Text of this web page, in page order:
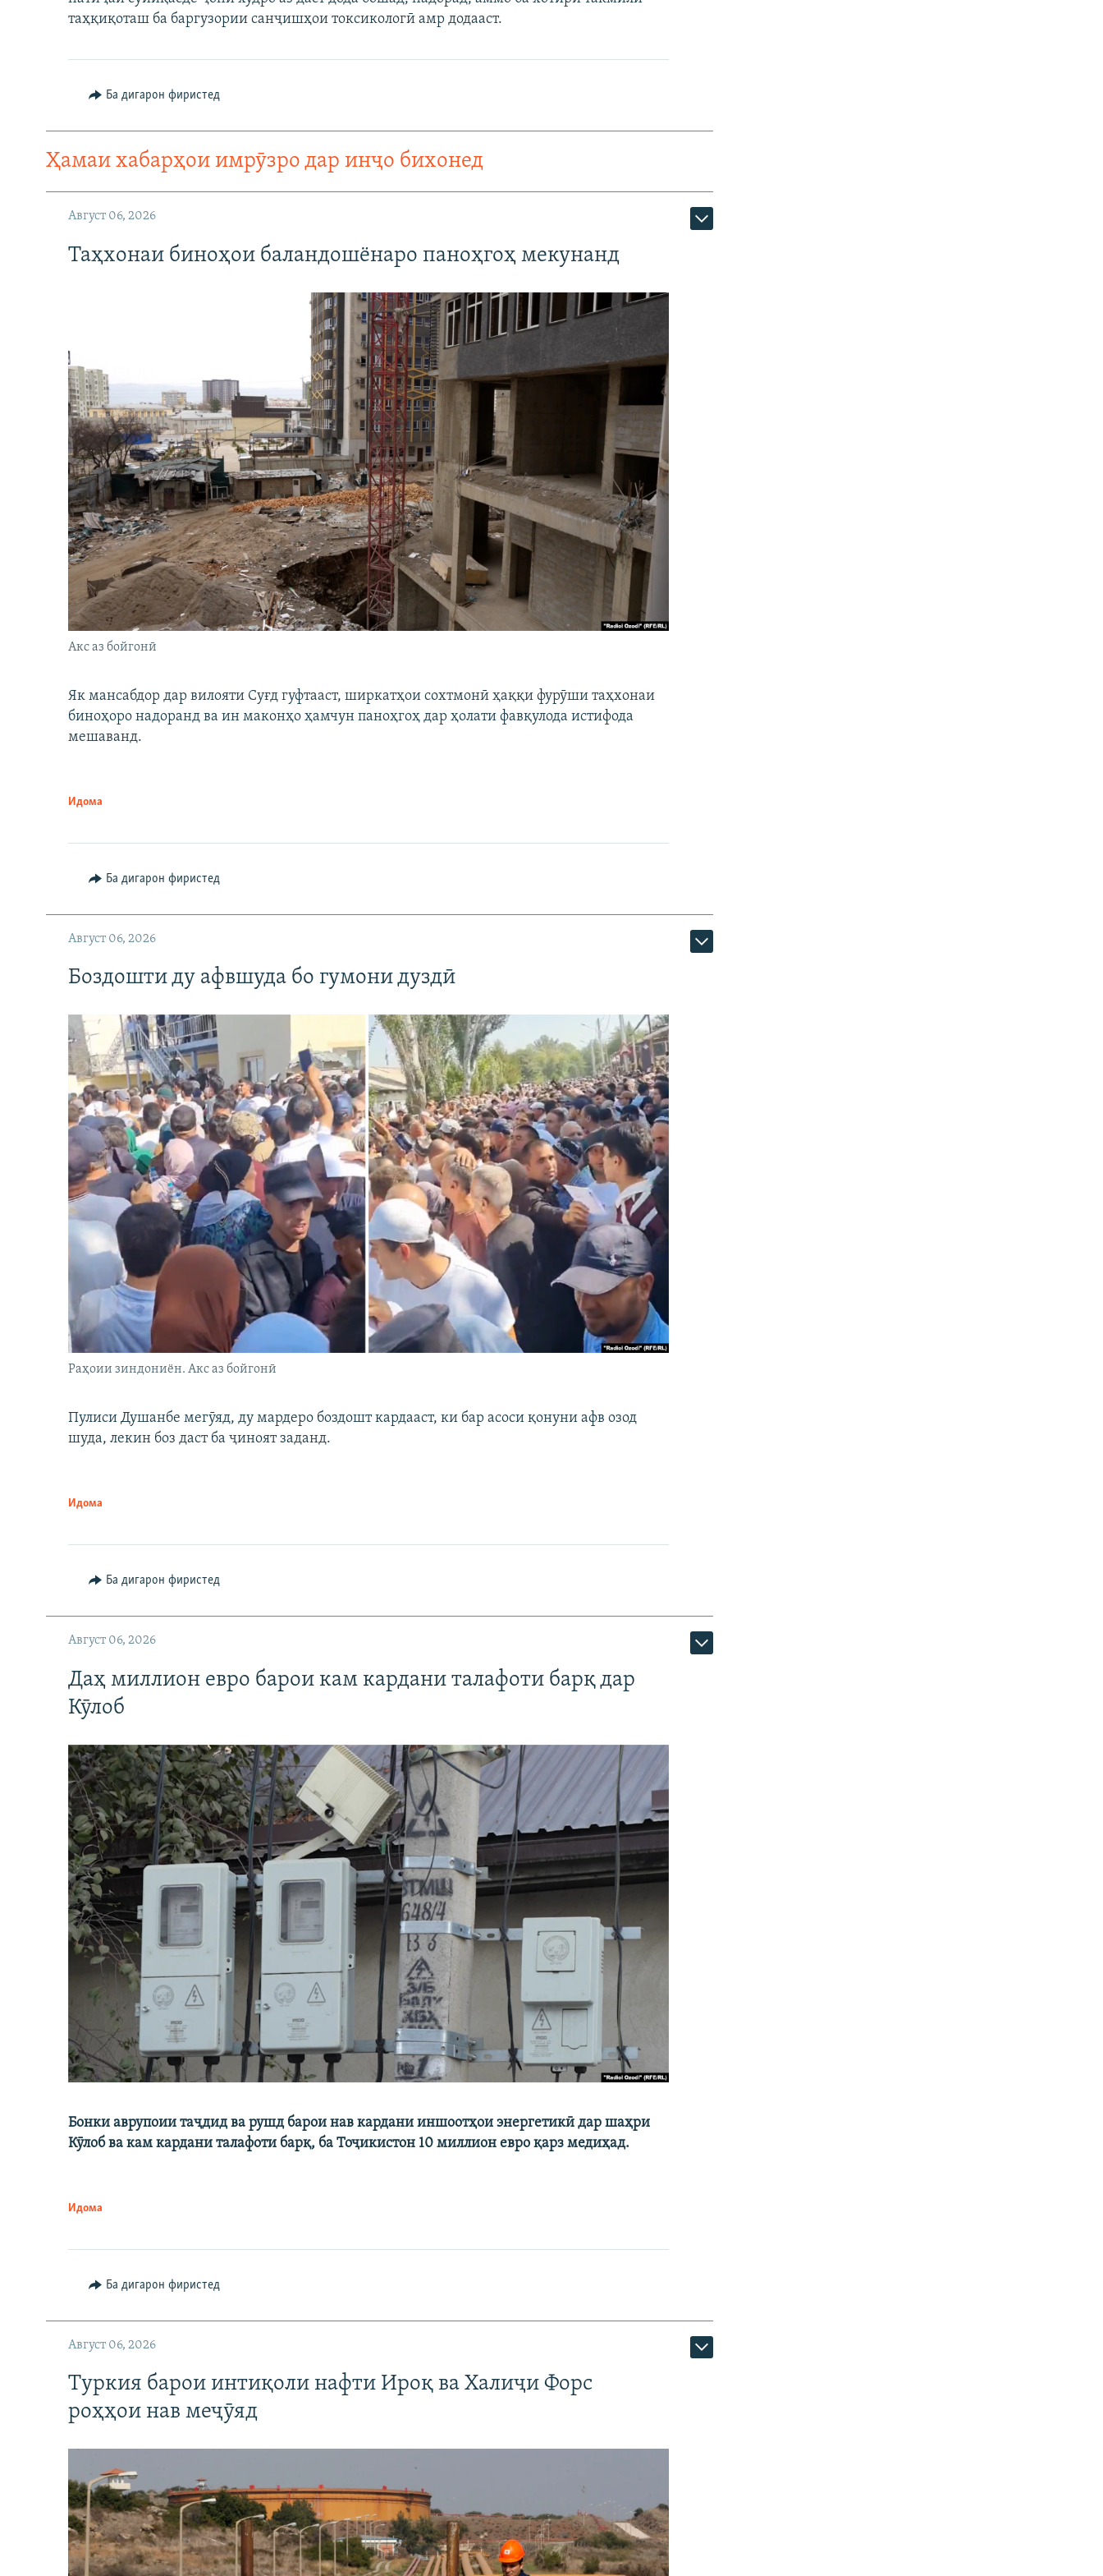
таҳқиқоташ ба баргузории санҷишҳои токсикологӣ амр додааст.
Ба дигарон фиристед
Ҳамаи хабарҳои имрӯзро дар инҷо бихонед
Август 06, 2026
Таҳхонаи биноҳои баландошёнаро паноҳгоҳ мекунанд
Акс аз бойгонӣ
Як мансабдор дар вилояти Суғд гуфтааст, ширкатҳои сохтмонӣ ҳаққи фурӯши таҳхонаи
биноҳоро надоранд ва ин маконҳо ҳамчун паноҳгоҳ дар ҳолати фавқулода истифода
мешаванд.
Идома
Ба дигарон фиристед
Август 06, 2026
Боздошти ду афвшуда бо гумони дуздӣ
Раҳоии зиндониён. Акс аз бойгонӣ
Пулиси Душанбе мегӯяд, ду мардеро боздошт кардааст, ки бар асоси қонуни афв озод
шуда, лекин боз даст ба ҷиноят заданд.
Идома
Ба дигарон фиристед
Август 06, 2026
Даҳ миллион евро барои кам кардани талафоти барқ дар
Кӯлоб
Бонки аврупоии таҷдид ва рушд барои нав кардани иншоотҳои энергетикӣ дар шаҳри
Кӯлоб ва кам кардани талафоти барқ, ба Тоҷикистон 10 миллион евро қарз медиҳад.
Идома
Ба дигарон фиристед
Август 06, 2026
Туркия барои интиқоли нафти Ироқ ва Халиҷи Форс
роҳҳои нав меҷӯяд